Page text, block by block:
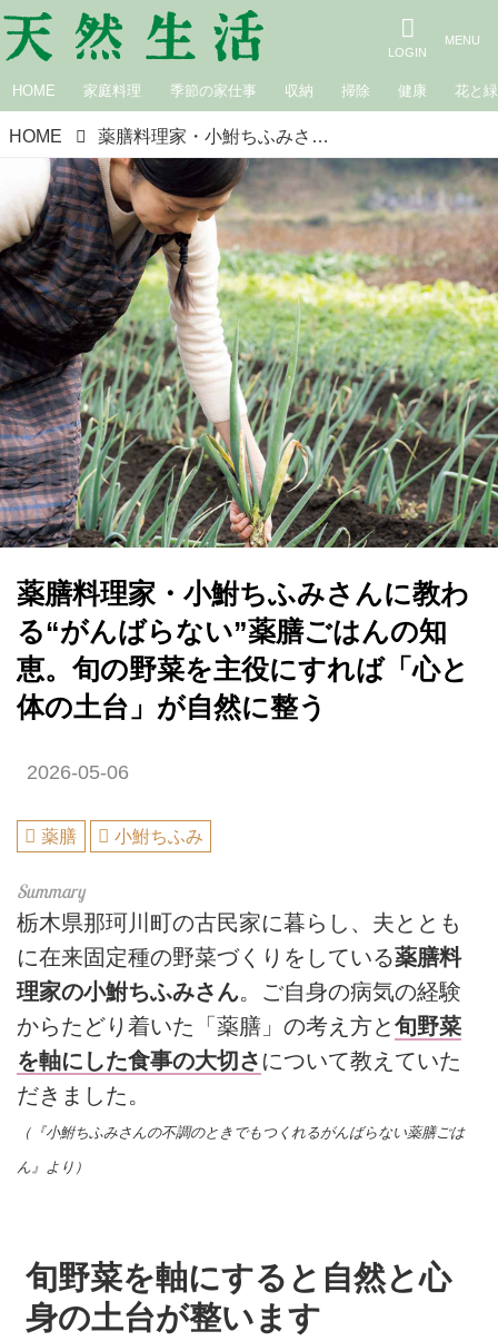
HOME 家庭料理 季節の家仕事 収納 掃除 健康 花と緑
HOME 薬膳料理家・小鮒ちふみさんに教わる“がんばらない”薬膳ごはんの知恵。旬の野菜を主役にすれば「心と体の土台」が自然に整う
薬膳料理家・小鮒ちふみさんに教わ
る“がんばらない”薬膳ごはんの知
恵。旬の野菜を主役にすれば「心と
体の土台」が自然に整う
2026-05-06
薬膳 小鮒ちふみ
栃木県那珂川町の古民家に暮らし、夫ととも
に在来固定種の野菜づくりをしている薬膳料
理家の小鮒ちふみさん。ご自身の病気の経験
からたどり着いた「薬膳」の考え方と旬野菜
を軸にした食事の大切さ について教えていた
だきました。
（『小鮒ちふみさんの不調のときでもつくれるがんばらない薬膳ごは
ん』より）
旬野菜を軸にすると自然と心
身の土台が整います